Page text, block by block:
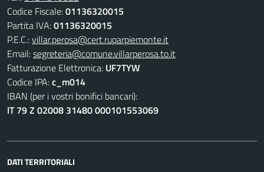
Codice Fiscale:01136320015
Partita IVA:01136320015
P.E.C.:villar.perosa@cert.ruparpiemonte.it
Email:segreteria@comune.villarperosa.to.it
Fatturazione Elettronica: UF7TYW
Codice IPA:c_m014
IBAN (per i vostri bonifici bancari):
IT 79 Z 02008 31480 000101553069
DATI TERRITORIALI